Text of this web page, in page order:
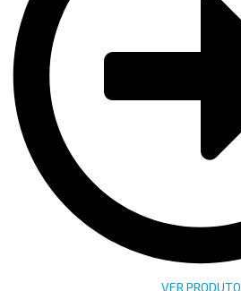
VER PRODUTO